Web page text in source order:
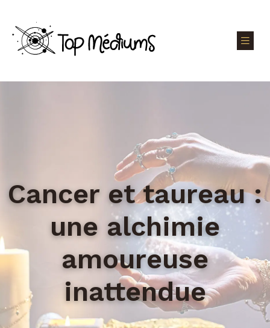
Cancer et taureau :
une alchimie
amoureuse
inattendue